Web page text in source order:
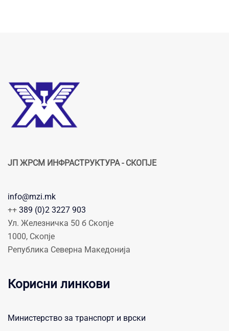
ЈП ЖРСМ ИНФРАСТРУКТУРА - СКОПЈЕ
info@mzi.mk
++ 389 (0)2 3227 903
Ул. Железничка 50 б Скопје
1000, Скопје
Република Северна Македонија
Корисни линкови
Министерство за транспорт и врски